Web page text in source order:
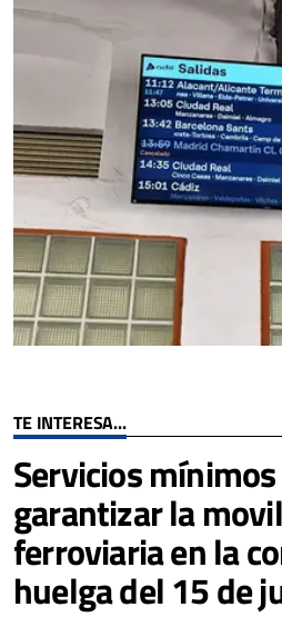
TE INTERESA...
Servicios
garantizar la
ferroviaria en la
huelga del 15 de